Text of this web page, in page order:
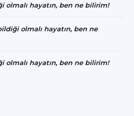
olmalı hayatın, ben ne bilirim!
olmalı hayatın, ben ne
olmalı hayatın, ben ne bilirim!